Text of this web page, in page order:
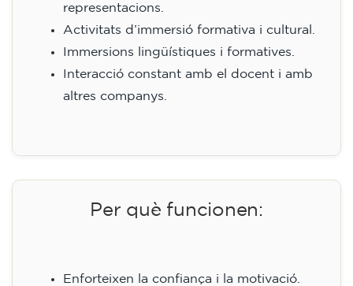
representacions.
Activitats d’immersió formativa i cultural.
Immersions lingüístiques i formatives.
Interacció constant amb el docent i amb
altres companys.
Per què funcionen:
Enforteixen la confiança i la motivació.